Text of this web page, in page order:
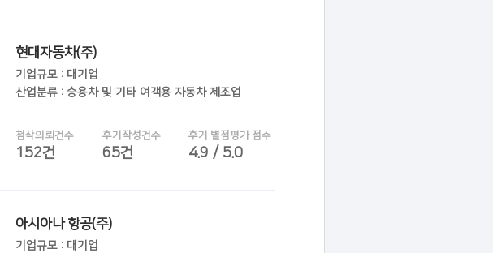
현대자동차(주)
기업규모 : 대기업
산업분류 : 승용차 및 기타 여객용 자동차 제조업
첨삭의뢰건수
152건
후기작성건수
65건
후기 별점평가 점수
4.9 / 5.0
아시아나 항공(주)
기업규모 : 대기업